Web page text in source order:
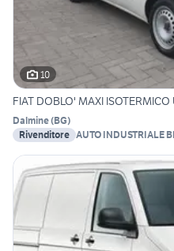
10
FIAT DOBLO' MAXI ISOTERMICO
Dalmine(BG)
Rivenditore AUTO INDUSTRIALE